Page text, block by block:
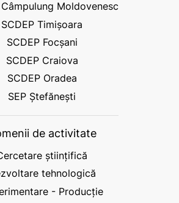
Câmpulung Moldovenesc
SCDEP Timișoara
SCDEP Focșani
SCDEP Craiova
SCDEP Oradea
SEP Ștefănești
de activitate
științifică
tehnologică
- Producție